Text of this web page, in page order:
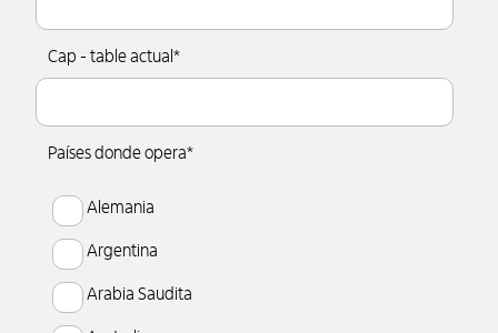
Cap - table actual *
Países donde opera*
Alemania
Argentina
Arabia Saudita